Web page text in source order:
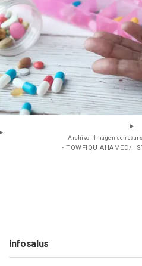
Archivo - Imagen de
- TOWFIQU AHAMED/
Infosalus